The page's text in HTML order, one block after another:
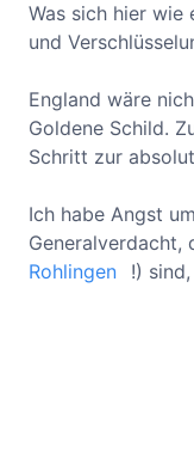
Was sich hier wie
und
England wäre
Goldene Schild.
Schritt zur
Ich habe Angst
Generalverdacht,
Rohlingen
!)